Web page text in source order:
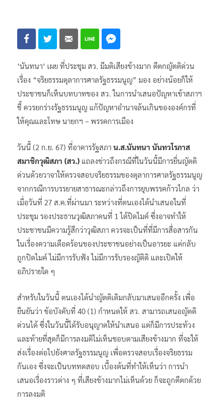
‘นันทนา‘ เผย ที่ประชุม สว. มีมติเสียงข้างมาก ตีตกญัตติด่วน
เรื่อง “จริยธรรมตุลาการศาลรัฐธรรมนูญ” มอง อย่างน้อยก็ให้
ประชาชนก็เห็นบทบาทของ สว. ในการนำเสนอปัญหาเข้าสภาฯ
ชี้ ควรยกร่างรัฐธรรมนูญ แก้ปัญหาอำนาจล้นเกินขององค์กรที่
ให้คุณและโทษ นายกฯ – พรรคการเมือง
วันนี้ (2 ก.ย. 67) ที่อาคารรัฐสภา น.ส.นันทนา นันทวโรภาส
สมาชิกวุฒิสภา (สว.) แถลงข่าวถึงกรณีที่ในวันนี้มีการยื่นญัตติ
ด่วนด้วยวาจาให้ตรวจสอบจริยธรรมของตุลาการศาลรัฐธรรมนูญ
จากกรณีการบรรยายสาธารณะกล่าวถึงการยุบพรรคก้าวไกล ว่า
เมื่อวันที่ 27 ส.ค.ที่ผ่านมา ระหว่างที่ตนเองได้นำเสนอในที่
ประชุม รองประธานวุฒิสภาคนที่ 1 ได้ปิดไมค์ ซึ่งอาจทำให้
ประชาชนมีความรู้สึกว่าวุฒิสภา ควรจะเป็นที่ที่มีการสื่อสารกัน
ในเรื่องความเดือดร้อนของประชาชนอย่างเป็นอารยะ แต่กลับ
ถูกปิดไมค์ ไม่มีการรับฟัง ไม่มีการรับรองญัติติ และเปิดให้
อภิปรายใด ๆ
สำหรับในวันนี้ ตนเองได้นำญัตติเดิมกลับมาเสนออีกครั้ง เพื่อ
ยืนยันว่า ข้อบังคับที่ 40 (1) กำหนดให้ สว. สามารถเสนอญัตติ
ด่วนได้ ซึ่งในวันนี้ได้รับอนุญาตให้นำเสนอ แต่ก็มีการประท้วง
และท้ายที่สุดก็มีการลงมติไม่เห็นชอบตามเสียงข้างมาก ที่จะให้
ส่งเรื่องต่อไปยังศาลรัฐธรรมนูญ เพื่อตรวจสอบเรื่องจริยธรรม
กันเอง ซึ่งจะเป็นบททดสอบ เบื้องต้นที่ทำให้เห็นว่า การนำ
เสนอเรื่องราวต่าง ๆ ที่เสียงข้างมากไม่เห็นด้วย ก็จะถูกตีตกด้วย
การลงมติ